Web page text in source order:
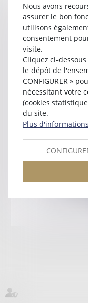
8 RUE
74100
Tél : 04 50
11 Place des
Nous avons
assurer le bon
utilisons
consentement
visite.
Cliquez ci-dessous
le dépôt de
CONFIGURER »
nécessitant votre
(cookies
du site.
Plus d'informations